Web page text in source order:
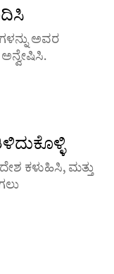
ಅವರ
ಕಳುಹಿಸಿ, ಮತ್ತು